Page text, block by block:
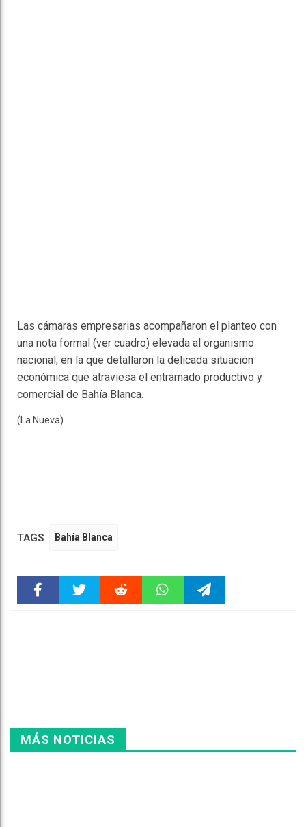
Las cámaras empresarias acompañaron el planteo con
una nota formal (ver cuadro) elevada al organismo
nacional, en la que detallaron la delicada situación
económica que atraviesa el entramado productivo y
comercial de Bahía Blanca.
(La Nueva)
TAGS Bahía Blanca
MÁS NOTICIAS